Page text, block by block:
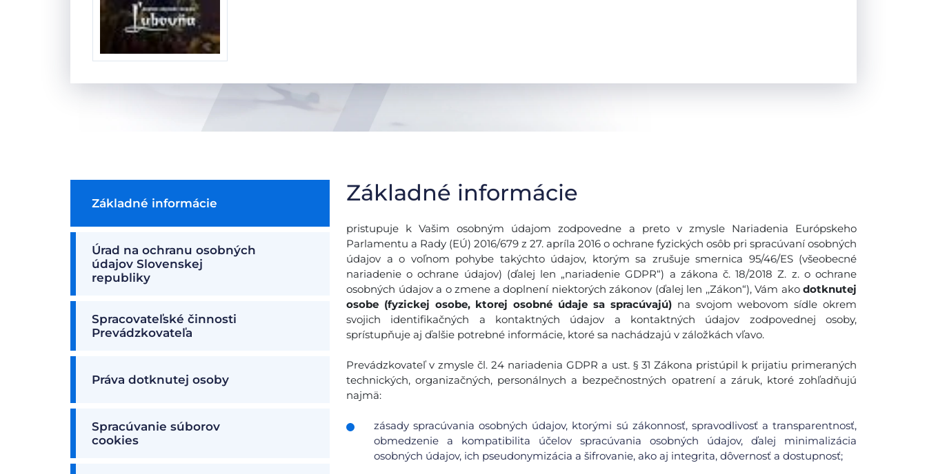
Základné informácie
Úrad na ochranu osobných
údajov Slovenskej
republiky
Spracovateľské činnosti
Prevádzkovateľa
Práva dotknutej osoby
Spracúvanie súborov
cookies
Základné informácie
pristupuje k Vašim osobným údajom zodpovedne a preto v zmysle Nariadenia Európskeho
Parlamentu a Rady (EÚ) 2016/679 z 27. apríla 2016 o ochrane fyzických osôb pri spracúvaní osobných
údajov a o voľnom pohybe takýchto údajov, ktorým sa zrušuje smernica 95/46/ES (všeobecné
nariadenie o ochrane údajov) (ďalej len „nariadenie GDPR“) a zákona č. 18/2018 Z. z. o ochrane
osobných údajov a o zmene a doplnení niektorých zákonov (ďalej len ,,Zákon“), Vám ako dotknutej
osobe (fyzickej osobe, ktorej osobné údaje sa spracúvajú)na svojom webovom sídle okrem
svojich identifikačných a kontaktných údajov a kontaktných údajov zodpovednej osoby,
sprístupňuje aj ďalšie potrebné informácie, ktoré sa nachádzajú v záložkách vľavo.
Prevádzkovateľ v zmysle čl. 24 nariadenia GDPR a ust. § 31 Zákona pristúpil k prijatiu primeraných
technických, organizačných, personálnych a bezpečnostných opatrení a záruk, ktoré zohľadňujú
najmä:
zásady spracúvania osobných údajov, ktorými sú zákonnosť, spravodlivosť a transparentnosť,
obmedzenie a kompatibilita účelov spracúvania osobných údajov, ďalej minimalizácia
osobných údajov, ich pseudonymizácia a šifrovanie, ako aj integrita, dôvernosť a dostupnosť;